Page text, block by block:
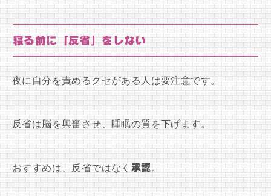
寝る前に「反省」をしない
夜に自分を責めるクセがある人は要注意です。
反省は脳を興奮させ、睡眠の質を下げます。
おすすめは、反省ではなく 承認 。